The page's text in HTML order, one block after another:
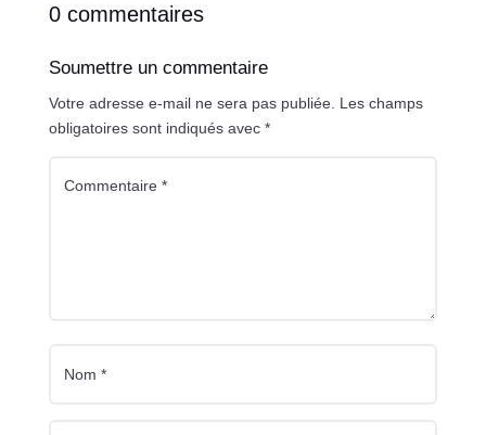
0 commentaires
Soumettre un commentaire
Votre adresse e-mail ne sera pas publiée. Les champs
obligatoires sont indiqués avec *